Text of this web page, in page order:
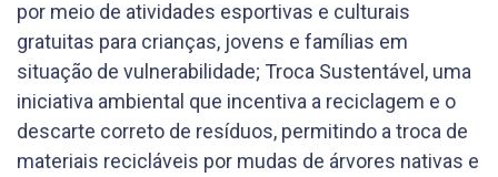
por meio de atividades esportivas e culturais
gratuitas para crianças, jovens e famílias em
situação de vulnerabilidade; Troca Sustentável, uma
iniciativa ambiental que incentiva a reciclagem e o
descarte correto de resíduos, permitindo a troca de
materiais recicláveis por mudas de árvores nativas e